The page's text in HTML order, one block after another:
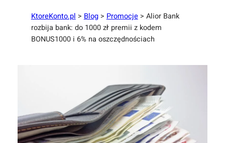
KtoreKonto.pl > Blog> Promocje> Alior Bank
rozbija bank: do 1000 zł premii z kodem
BONUS1000 i 6% na oszczędnościach